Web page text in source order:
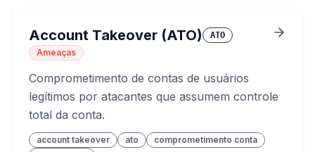
Account Takeover (ATO) ATO
Ameaças
Comprometimento de contas de usuários
legítimos por atacantes que assumem controle
total da conta.
account takeover ato
comprometimento conta